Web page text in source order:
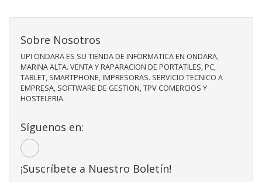
Sobre Nosotros
UPI ONDARA ES SU TIENDA DE INFORMATICA EN ONDARA,
MARINA ALTA. VENTA Y RAPARACION DE PORTATILES, PC,
TABLET, SMARTPHONE, IMPRESORAS. SERVICIO TECNICO A
EMPRESA, SOFTWARE DE GESTION, TPV COMERCIOS Y
HOSTELERIA.
Síguenos en:
¡Suscríbete a Nuestro Boletín!